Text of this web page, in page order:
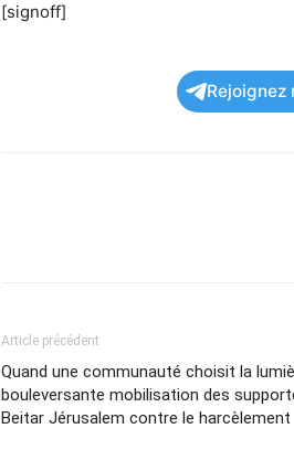
[signoff]
Rejoignez
Article précédent
Quand une communauté choisit la
bouleversante mobilisation des
Beitar Jérusalem contre le harcèlement